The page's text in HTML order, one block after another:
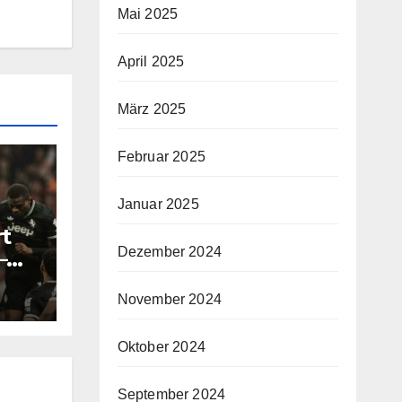
Mai 2025
April 2025
März 2025
Februar 2025
Januar 2025
Dezember 2024
November 2024
Oktober 2024
September 2024